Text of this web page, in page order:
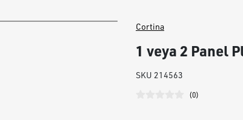
Cortina
1 veya 2 Panel
SKU 214563
(0)